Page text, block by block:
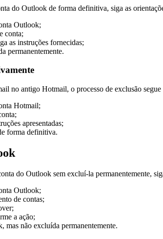
do Outlook de forma definitiva, siga as
Outlook;
conta;
as instruções fornecidas;
permanentemente.
no antigo Hotmail, o processo de exclusão
Hotmail;
apresentadas;
forma definitiva.
do Outlook sem excluí-la permanentemente,
Outlook;
de contas;
a ação;
mas não excluída permanentemente.